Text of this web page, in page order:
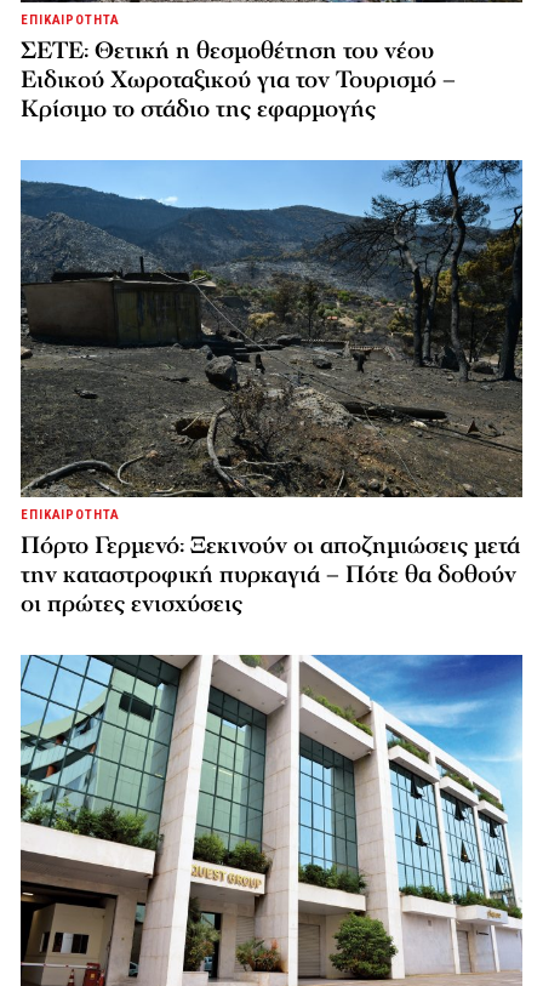
ΕΠΙΚΑΙΡΟΤΗΤΑ
ΣΕΤΕ: Θετική η θεσμοθέτηση του νέου
Ειδικού Χωροταξικού για τον Τουρισμό –
Κρίσιμο το στάδιο της εφαρμογής
ΕΠΙΚΑΙΡΟΤΗΤΑ
Πόρτο Γερμενό: Ξεκινούν οι αποζημιώσεις μετά
την καταστροφική πυρκαγιά – Πότε θα δοθούν
οι πρώτες ενισχύσεις